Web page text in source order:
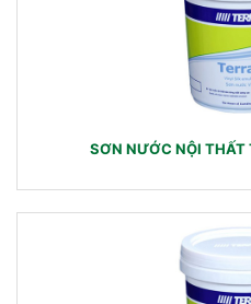
SƠN NƯỚC NỘI THẤT